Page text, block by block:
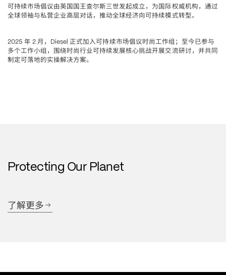
可持续市场倡议由英国国王查尔斯三世发起成立，为国际权威机构，通过
全球领袖与私营企业高层对话，推动全球经济向可持续模式转型。
2025 年 2 月， Diesel 正式加入可持续市场倡议时尚工作组； 至今已参与
多个工作小组，围绕时尚行业可持续发展核心挑战开展交流研讨，并共同
制定可落地的实操解决方案。
Protecting Our Planet
了解更多